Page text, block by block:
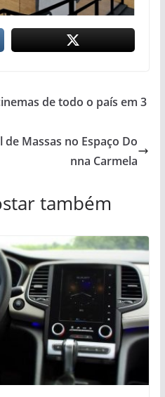
de todo o país em 3
Massas no Espaço Do
nna Carmela
também